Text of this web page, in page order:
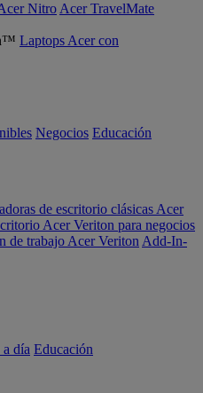
Nitro Acer TravelMate
Laptops Acer con
Negocios Educación
de escritorio clásicas Acer
Acer Veriton para negocios
de trabajo Acer Veriton Add-In-
día Educación